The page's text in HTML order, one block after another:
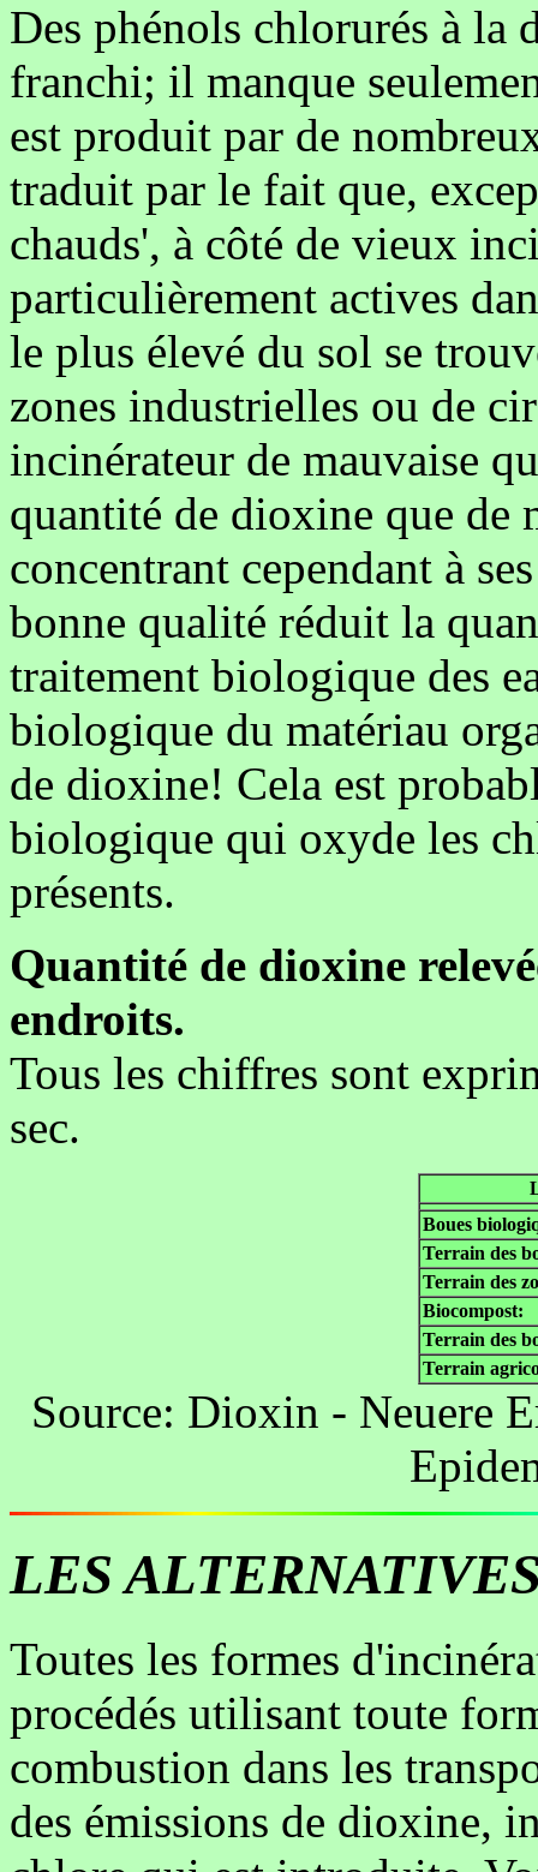
Des phénols chlorurés à la
franchi; il manque
est produit par de
traduit par le fait que,
chauds', à côté de vieux
particulièrement actives
le plus élevé du sol se
zones industrielles ou de
incinérateur de mauvaise
quantité de dioxine que de
concentrant cependant à
bonne qualité réduit la
traitement biologique des
biologique du matériau
de dioxine! Cela est
biologique qui oxyde les
présents.
Quantité de dioxine
endroits.
Tous les chiffres sont
sec.
Boues
Terrain des
Terrain des
Biocompost:
Terrain des
Terrain
Source: Dioxin - Neuere
LES
Toutes les formes
procédés utilisant toute
combustion dans les
des émissions de dioxine,